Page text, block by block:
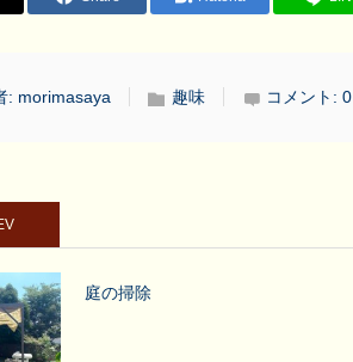
: morimasaya 趣味 コメント: 0
庭の掃除